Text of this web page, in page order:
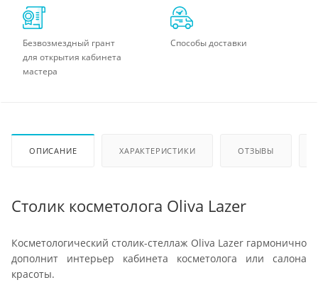
Безвозмездный грант
для открытия кабинета
мастера
Способы доставки
ОПИСАНИЕ ХАРАКТЕРИСТИКИ ОТЗЫВЫ
Столик косметолога Oliva Lazer
Косметологический столик-стеллаж Oliva Lazer гармонично
дополнит интерьер кабинета косметолога или салона
красоты.